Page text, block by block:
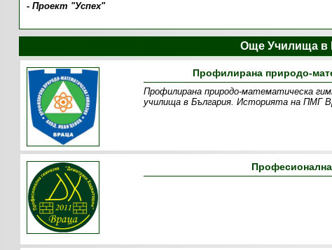
- Проект "Успех"
Още Училища в
Профилирана природо-
Профилирана природо-математическа
училища в България. Историята на ПМГ